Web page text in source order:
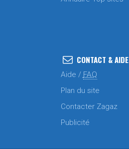
CONTACT & AIDE
Aide / FAQ
Plan du site
Contacter Zagaz
Publicité